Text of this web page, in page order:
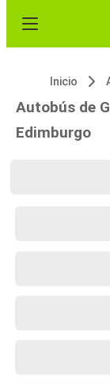
Inicio
Autobús de
Edimburgo